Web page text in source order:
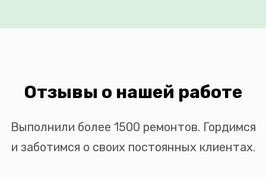
Отзывы о нашей работе
Выполнили более 1500 ремонтов. Гордимся
и заботимся о своих постоянных клиентах.